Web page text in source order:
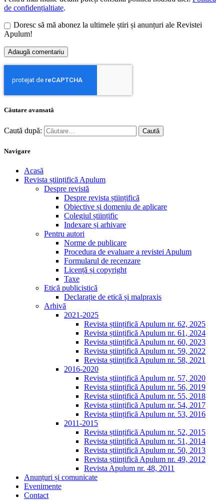
de confidențialtiate.
Doresc să mă abonez la ultimele știri și anunțuri ale Revistei
Apulum!
Căutare avansată
Caută după:
Navigare
Acasă
Revista științifică Apulum
Despre revistă
Despre revista științifică
Obiective și domeniu de aplicare
Colegiul științific
Indexare și arhivare
Pentru autori
Norme de publicare
Procedura de evaluare a revistei Apulum
Formularul de recenzare
Licență și copyright
Taxe
Etică publicistică
Declarație de etică și malpraxis
Arhivă
2021-2025
Revista științifică Apulum nr. 62, 2025
Revista științifică Apulum nr. 61, 2024
Revista științifică Apulum nr. 60, 2023
Revista științifică Apulum nr. 59, 2022
Revista științifică Apulum nr. 58, 2021
2016-2020
Revista științifică Apulum nr. 57, 2020
Revista științifică Apulum nr. 56, 2019
Revista științifică Apulum nr. 55, 2018
Revista științifică Apulum nr. 54, 2017
Revista științifică Apulum nr. 53, 2016
2011-2015
Revista științifică Apulum nr. 52, 2015
Revista științifică Apulum nr. 51, 2014
Revista științifică Apulum nr. 50, 2013
Revista științifică Apulum nr. 49, 2012
Revista Apulum nr. 48, 2011
Anunțuri și comunicate
Evenimente
Contact